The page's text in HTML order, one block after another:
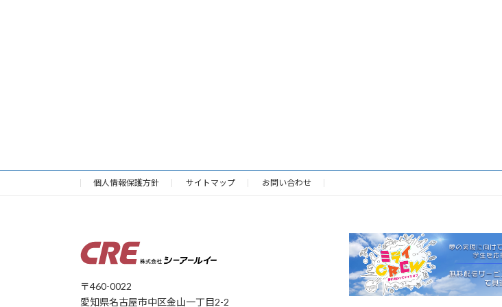
り
個人情報保護方針 サイトマップ お問い合わせ
〒460-0022
愛知県名古屋市中区金山一丁目2-2